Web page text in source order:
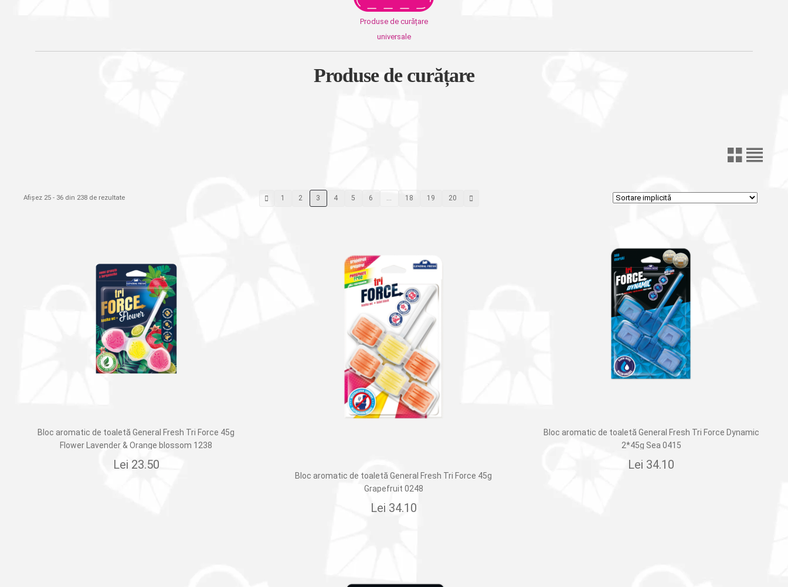
Produse de curățare
universale
Produse de curățare
Afișez 25 - 36 din 238 de rezultate 1 2 3 4 5 6 … 18 19 20
Bloc aromatic de toaletă General Fresh Tri Force 45g
Flower Lavender & Orange blossom 1238
Lei 23.50
Bloc aromatic de toaletă General Fresh Tri Force 45g
Grapefruit 0248
Lei 34.10
Bloc aromatic de toaletă General Fresh Tri Force Dynamic
2*45g Sea 0415
Lei 34.10